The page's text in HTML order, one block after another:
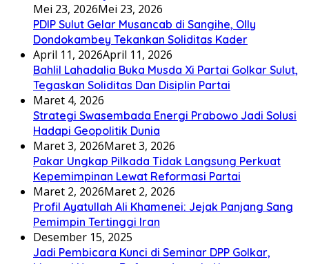
Mei 23, 2026Mei 23, 2026
PDIP Sulut Gelar Musancab di Sangihe, Olly
Dondokambey Tekankan Soliditas Kader
April 11, 2026April 11, 2026
Bahlil Lahadalia Buka Musda Xi Partai Golkar Sulut,
Tegaskan Soliditas Dan Disiplin Partai
Maret 4, 2026
Strategi Swasembada Energi Prabowo Jadi Solusi
Hadapi Geopolitik Dunia
Maret 3, 2026Maret 3, 2026
Pakar Ungkap Pilkada Tidak Langsung Perkuat
Kepemimpinan Lewat Reformasi Partai
Maret 2, 2026Maret 2, 2026
Profil Ayatullah Ali Khamenei: Jejak Panjang Sang
Pemimpin Tertinggi Iran
Desember 15, 2025
Jadi Pembicara Kunci di Seminar DPP Golkar,